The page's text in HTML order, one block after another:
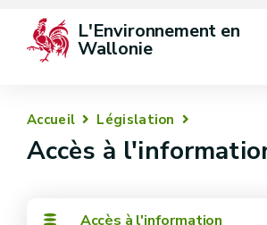
L'Environnement en
Wallonie
Accueil Législation
Accès à
Accès à l'information